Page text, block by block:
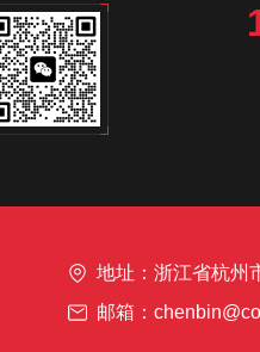
地址：浙江省杭州
邮箱：